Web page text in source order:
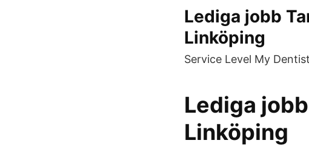
Lediga jobb
Linköping
Service Level My
Lediga
Linköping